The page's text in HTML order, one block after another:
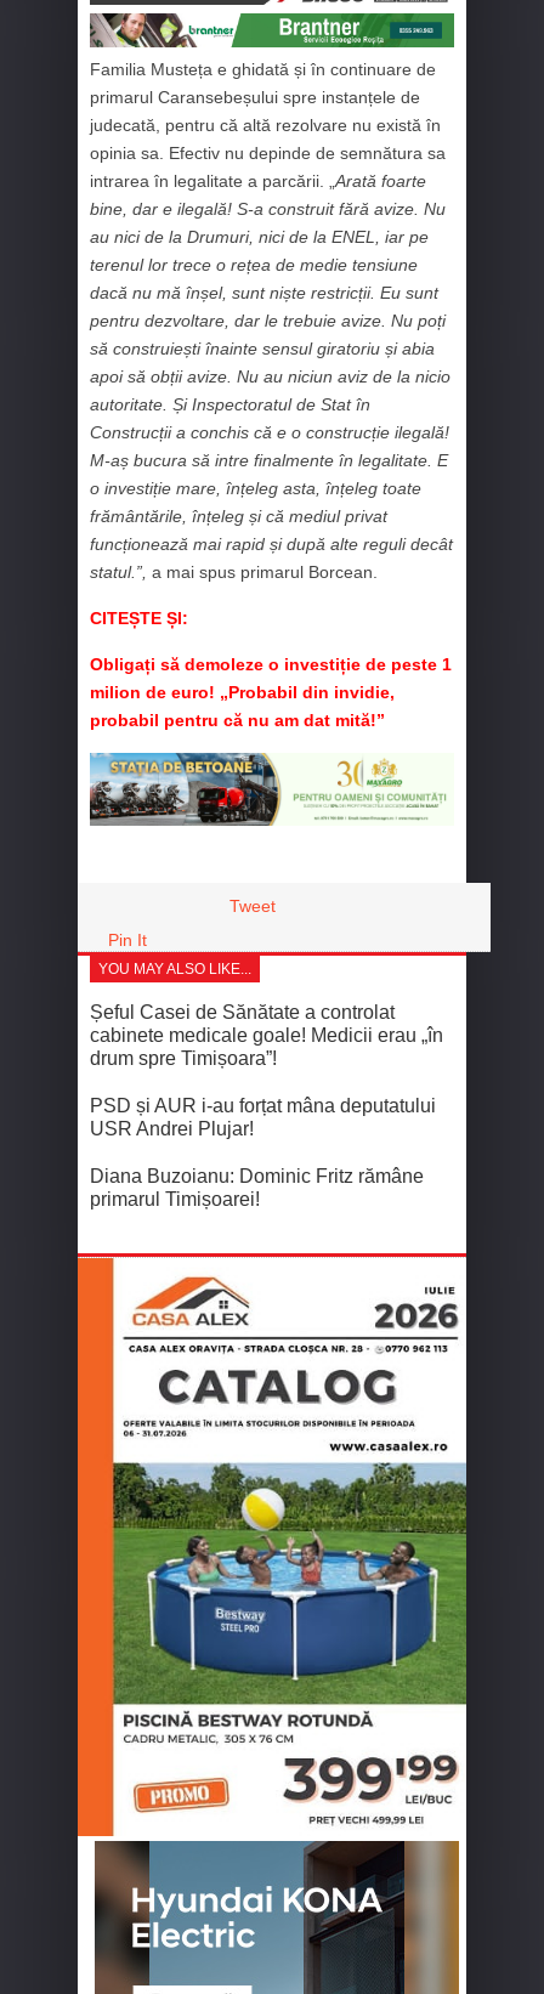
Familia Musteța e ghidată și în continuare de
primarul Caransebeșului spre instanțele de
judecată, pentru că altă rezolvare nu există în
opinia sa. Efectiv nu depinde de semnătura sa
intrarea în legalitate a parcării. „ Arată foarte
bine, dar e ilegală! S-a construit fără avize . Nu
au nici de la Drumuri, nici de la ENEL
, iar pe
terenul lor trece o rețea de medie tensiune
dacă nu mă înșel, sunt niște restricții. Eu sunt
pentru dezvoltare, dar le trebuie avize. Nu poți
să construiești înainte sensul giratoriu și abia
apoi să obții avize. Nu au niciun aviz de la nicio
autoritate. Și Inspectoratul de Stat în
Construcții a conchis că e o construcție ilegală!
M-aș bucura să intre finalmente în legalitate. E
o investiție mare, înțeleg asta, înțeleg toate
frământările, înțeleg și că mediul privat
funcționează mai rapid și după alte reguli decât
statul.”, a mai spus primarul Borcean.
CITEȘTE ȘI:
Obligați să demoleze o investiție de peste 1
milion de euro! „Probabil din invidie,
probabil pentru că nu am dat mită!”
Tweet
Pin It
YOU MAY ALSO LIKE...
Șeful Casei de Sănătate a controlat
cabinete medicale goale! Medicii erau „în
drum spre Timișoara”!
PSD și AUR i-au forțat mâna deputatului
USR Andrei Plujar!
Diana Buzoianu: Dominic Fritz rămâne
primarul Timișoarei!